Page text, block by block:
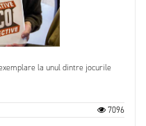
la unul dintre jocurile
7096